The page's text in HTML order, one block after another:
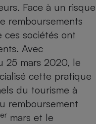
Face à un risque
remboursements
sociétés ont
Avec
25 mars 2020, le
cette pratique
du tourisme à
remboursement
er mars et le
Plaque de cuisson à
induction
Téléphone mobile -
Smartphone
Radiateur électrique
Climatiseur -